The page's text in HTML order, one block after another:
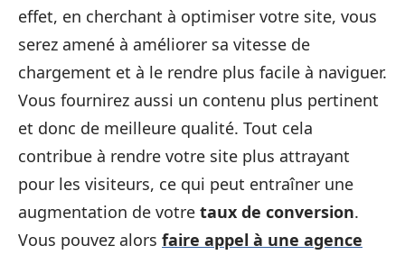
effet, en cherchant à optimiser votre site, vous
serez amené à améliorer sa vitesse de
chargement et à le rendre plus facile à naviguer.
Vous fournirez aussi un contenu plus pertinent
et donc de meilleure qualité. Tout cela
contribue à rendre votre site plus attrayant
pour les visiteurs, ce qui peut entraîner une
augmentation de votre taux de conversion.
Vous pouvez alors faire appel à une agence